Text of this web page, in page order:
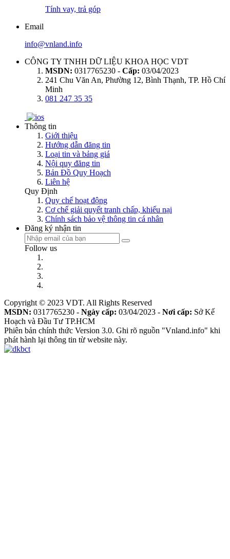
Tính vay, trả góp
Email
info@vnland.info
CÔNG TY TNHH DỮ LIỆU KHOA HỌC VDT
MSDN: 0317765230 - Cấp: 03/04/2023
241 Chu Văn An, Phường 12, Bình Thạnh, TP. Hồ Chí
Minh
081 247 35 35
Thông tin
Giới thiệu
Hướng dẫn đăng tin
Loại tin và bảng giá
Nội quy đăng tin
Bản Đồ Quy Hoạch
Liên hệ
Quy Định
Quy chế hoạt động
Cơ chế giải quyết tranh chấp, khiếu nại
Chính sách bảo vệ thông tin cá nhân
Đăng ký nhận tin
Follow us
Copyright © 2023 VDT. All Rights Reserved
MSDN: 0317765230 - Ngày cấp: 03/04/2023 - Nơi cấp: Sở Kế
Hoạch và Đầu Tư TP.HCM
Phiên bản chính thức Version 3.0. Ghi rõ nguồn "Vnland.info" khi
phát hành lại thông tin từ website này.